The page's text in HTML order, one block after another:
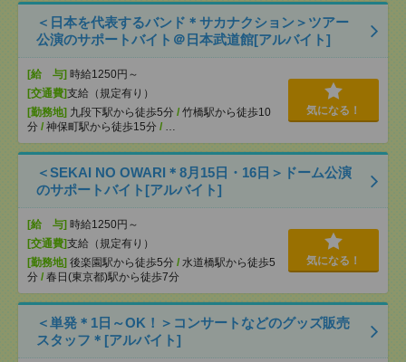
＜日本を代表するバンド＊サカナクション＞ツアー
公演のサポートバイト＠日本武道館[アルバイト]
[給 与] 時給1250円～
[交通費]支給（規定有り）
[勤務地] 九段下駅から徒歩5分 / 竹橋駅から徒歩10
分 / 神保町駅から徒歩15分 / …
気になる！
＜SEKAI NO OWARI＊8月15日・16日＞ドーム公演
のサポートバイト[アルバイト]
[給 与] 時給1250円～
[交通費]支給（規定有り）
[勤務地] 後楽園駅から徒歩5分 / 水道橋駅から徒歩5
分 / 春日(東京都)駅から徒歩7分
気になる！
＜単発＊1日～OK！＞コンサートなどのグッズ販売
スタッフ＊[アルバイト]